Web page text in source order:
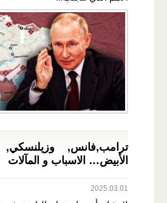
ترامب,فانس, وزيلنسكي,
الأبيض… الاسباب و المآلات
2025.03.01